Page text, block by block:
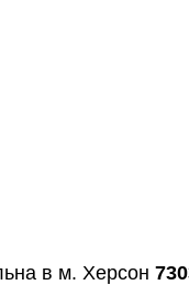
в м. Херсон